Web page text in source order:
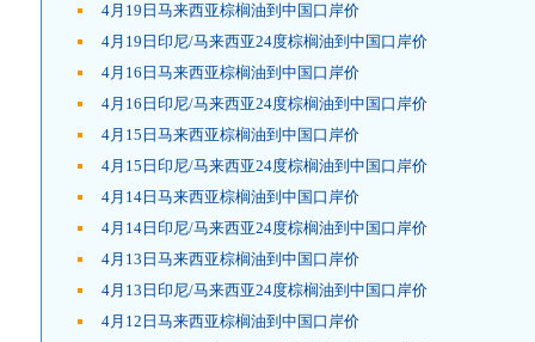
4月19日马来西亚棕榈油到中国口岸价
4月19日印尼/马来西亚24度棕榈油到中国口岸价
4月16日马来西亚棕榈油到中国口岸价
4月16日印尼/马来西亚24度棕榈油到中国口岸价
4月15日马来西亚棕榈油到中国口岸价
4月15日印尼/马来西亚24度棕榈油到中国口岸价
4月14日马来西亚棕榈油到中国口岸价
4月14日印尼/马来西亚24度棕榈油到中国口岸价
4月13日马来西亚棕榈油到中国口岸价
4月13日印尼/马来西亚24度棕榈油到中国口岸价
4月12日马来西亚棕榈油到中国口岸价